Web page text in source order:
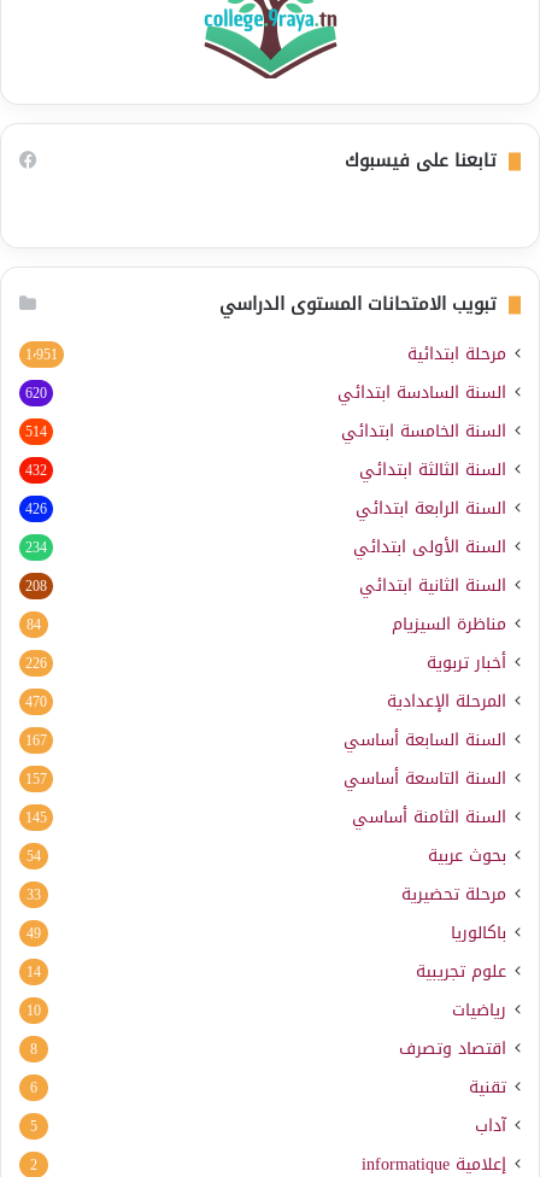
تابعنا على فيسبوك
تبويب الامتحانات المستوى الدراسي
مرحلة ابتدائية 1٬951
السنة السادسة ابتدائي 620
السنة الخامسة ابتدائي 514
السنة الثالثة ابتدائي 432
السنة الرابعة ابتدائي 426
السنة الأولى ابتدائي 234
السنة الثانية ابتدائي 208
مناظرة السيزيام 84
أخبار تربوية 226
المرحلة الإعدادية 470
السنة السابعة أساسي 167
السنة التاسعة أساسي 157
السنة الثامنة أساسي 145
بحوث عربية 54
مرحلة تحضيرية 33
باكالوريا 49
علوم تجريبية 14
رياضيات 10
اقتصاد وتصرف 8
تقنية 6
آداب 5
إعلامية informatique
2